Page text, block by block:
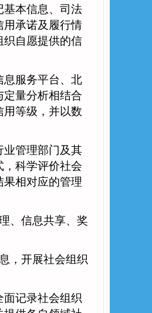
基本信息、司法
用承诺及履行情
织自愿提供的信
服务平台、北
量分析相结合
等级，并以数
管理部门及其
科学评价社会
相对应的管理
、信息共享、奖
，开展社会组织
记录社会组织